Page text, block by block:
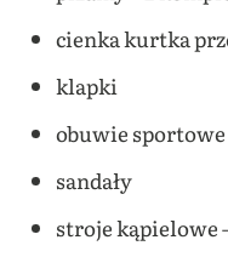
cienka kurtka
klapki
obuwie
sandały
stroje kąpielowe